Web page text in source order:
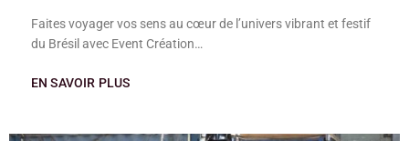
Faites voyager vos sens au cœur de l’univers vibrant et festif
du Brésil avec Event Création…
EN SAVOIR PLUS